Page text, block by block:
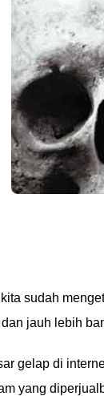
sudah
jauh lebih
gelap di
yang